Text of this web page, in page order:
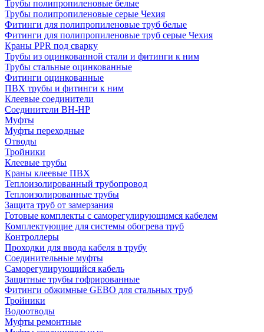
Трубы полипропиленовые белые
Трубы полипропиленовые серые Чехия
Фитинги для полипропиленовые труб белые
Фитинги для полипропиленовые труб серые Чехия
Краны PPR под сварку
Трубы из оцинкованной стали и фитинги к ним
Трубы стальные оцинкованные
Фитинги оцинкованные
ПВХ трубы и фитинги к ним
Клеевые соединители
Соединители ВН-НР
Муфты
Муфты переходные
Отводы
Тройники
Клеевые трубы
Краны клеевые ПВХ
Теплоизолированный трубопровод
Теплоизолированные трубы
Защита труб от замерзания
Готовые комплекты с саморегулирующимся кабелем
Комплектующие для системы обогрева труб
Контроллеры
Проходки для ввода кабеля в трубу
Соединительные муфты
Саморегулирующийся кабель
Защитные трубы гофрированные
Фитинги обжимные GEBO для стальных труб
Тройники
Водоотводы
Муфты ремонтные